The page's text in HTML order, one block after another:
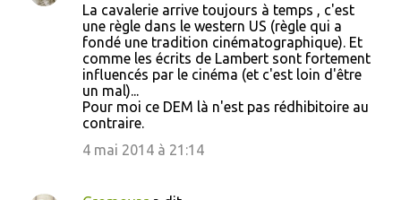
La cavalerie arrive toujours à temps , c'est
une règle dans le western US (règle qui a
fondé une tradition cinématographique). Et
comme les écrits de Lambert sont fortement
influencés par le cinéma (et c'est loin d'être
un mal)...
Pour moi ce DEM là n'est pas rédhibitoire au
contraire.
4 mai 2014 à 21:14